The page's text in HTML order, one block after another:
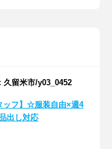
留米市/y03_0452
ッフ】☆服装自由×週4
出し対応